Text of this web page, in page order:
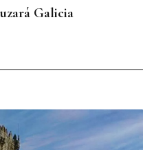
Galicia